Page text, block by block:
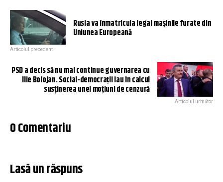
Rusia va înmatricula legal mașinile furate din
Uniunea Europeană
Articolul precedent
PSD a decis să nu mai continue guvernarea cu
Ilie Bolojan. Social-democrații iau în calcul
susținerea unei moțiuni de cenzură
Articolul următor
0 Comentariu
Lasă un răspuns